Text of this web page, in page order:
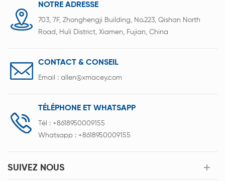
NOTRE ADRESSE
703, 7F, Zhonghengji Building, No.223, Qishan North
Road, Huli District, Xiamen, Fujian, China
CONTACT & CONSEIL
Email : allen@xmacey.com
TÉLÉPHONE ET WHATSAPP
Tél : +8618950009155
Whatsapp : +8618950009155
SUIVEZ NOUS